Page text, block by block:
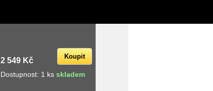
2 549 Kč Koupit
Dostupnost: 1 ks skladem